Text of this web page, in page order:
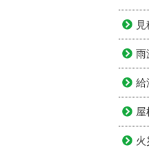
雨
給
火